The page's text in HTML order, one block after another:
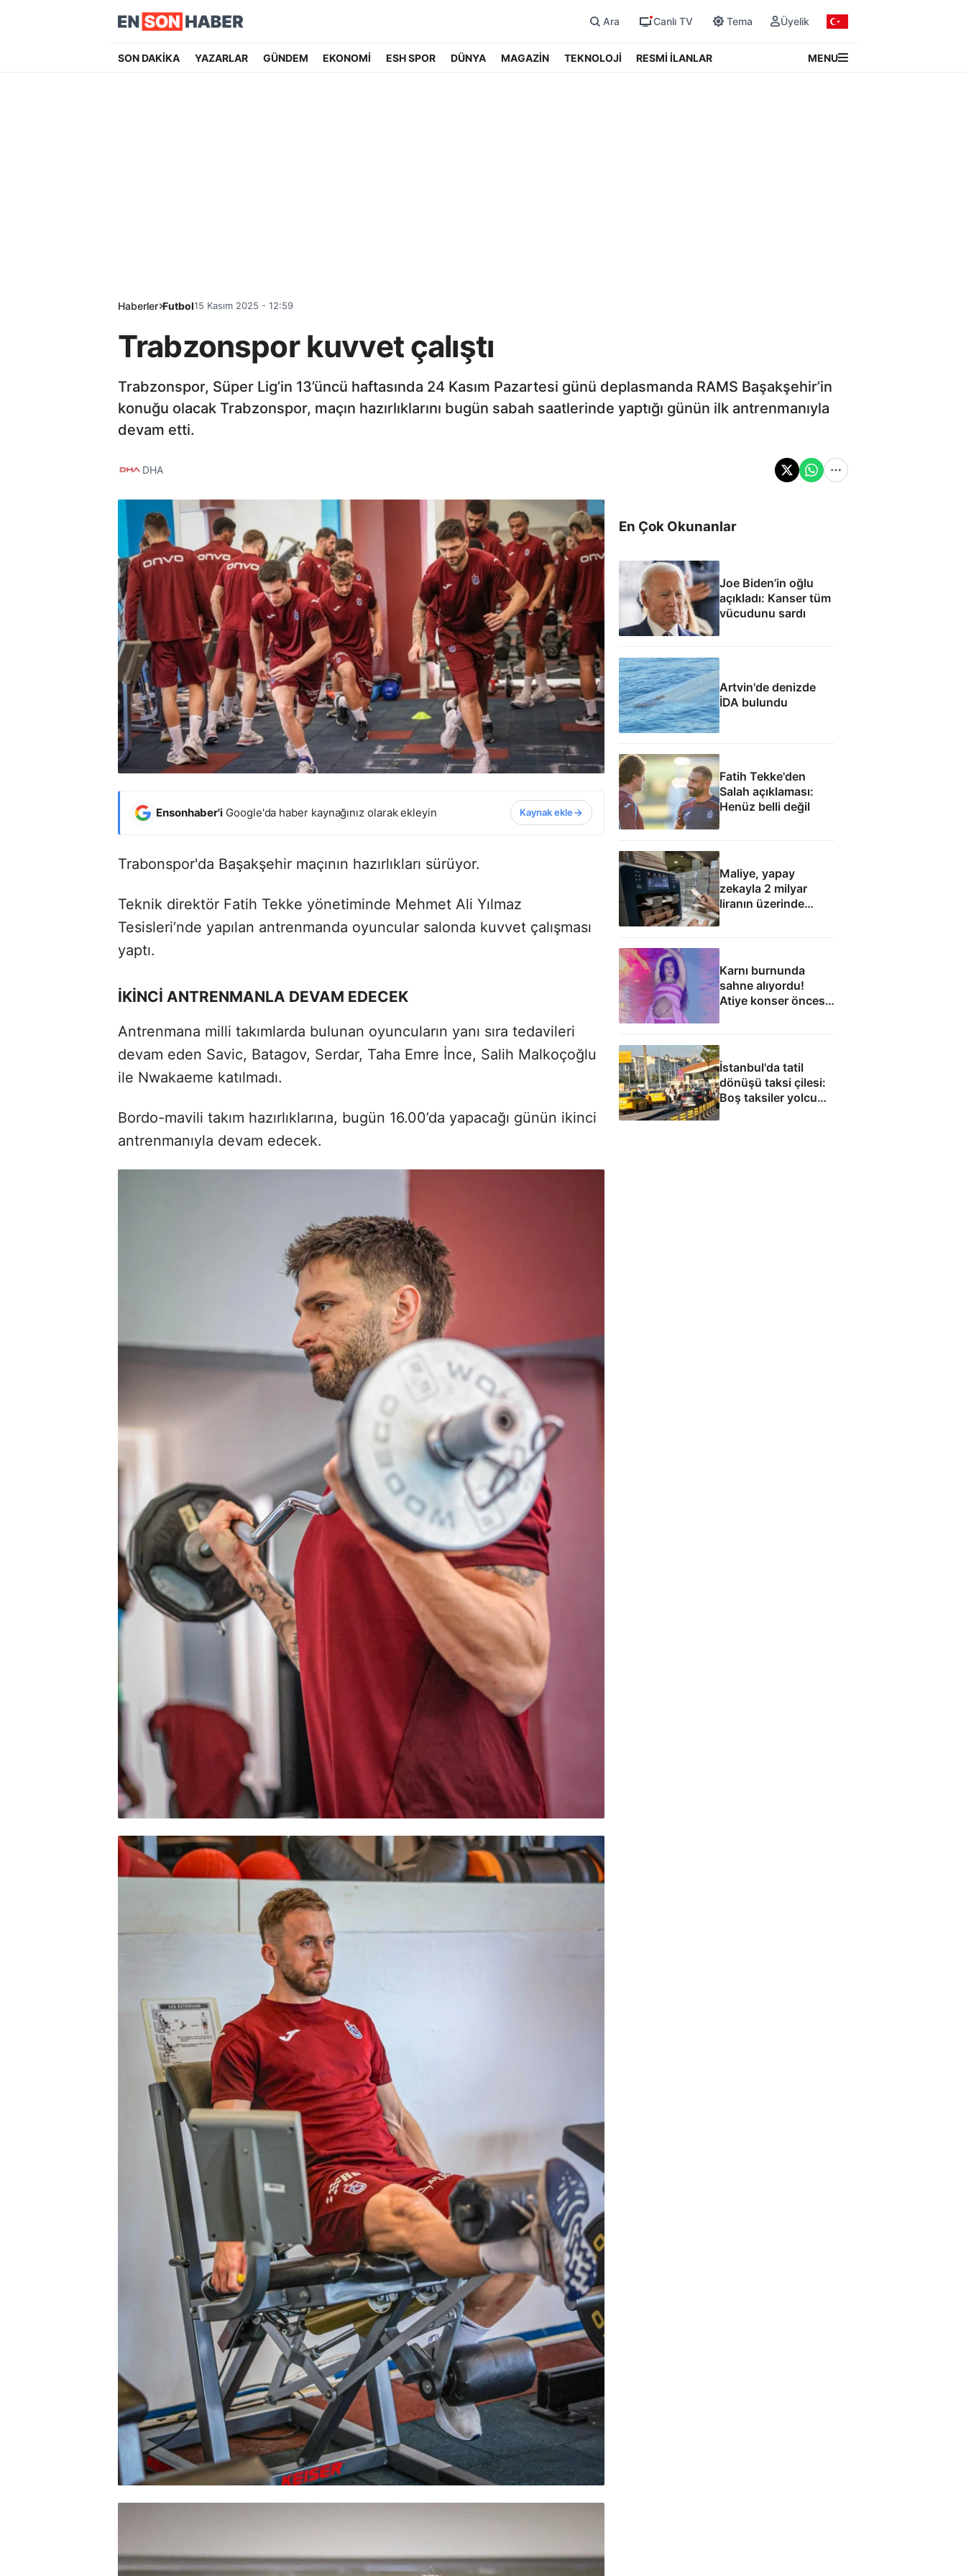
Ara Canlı TV Tema Üyelik
SON DAKİKA YAZARLAR GÜNDEM EKONOMİ ESH SPOR DÜNYA MAGAZİN TEKNOLOJİ RESMİ İLANLAR MENU
Haberler Futbol15 Kasım 2025 - 12:59
Trabzonspor kuvvet çalıştı
Trabzonspor, Süper Lig’in 13’üncü haftasında 24 Kasım Pazartesi günü deplasmanda RAMS Başakşehir’in
konuğu olacak Trabzonspor, maçın hazırlıklarını bugün sabah saatlerinde yaptığı günün ilk antrenmanıyla
devam etti.
DHA
Ensonhaber'i Google'da haber kaynağınız olarak ekleyin Kaynak ekle
Trabonspor'da Başakşehir maçının hazırlıkları sürüyor.
Teknik direktör Fatih Tekke yönetiminde Mehmet Ali Yılmaz
Tesisleri’nde yapılan antrenmanda oyuncular salonda kuvvet çalışması
yaptı.
İKİNCİ ANTRENMANLA DEVAM EDECEK
Antrenmana milli takımlarda bulunan oyuncuların yanı sıra tedavileri
devam eden Savic, Batagov, Serdar, Taha Emre İnce, Salih Malkoçoğlu
ile Nwakaeme katılmadı.
Bordo-mavili takım hazırlıklarına, bugün 16.00’da yapacağı günün ikinci
antrenmanıyla devam edecek.
En Çok Okunanlar
Joe Biden’in oğlu
açıkladı: Kanser tüm
vücudunu sardı
Artvin'de denizde
İDA bulundu
Fatih Tekke'den
Salah açıklaması:
Henüz belli değil
Maliye, yapay
zekayla 2 milyar
liranın üzerinde
hatalı kamu
Karnı burnunda
sahne alıyordu!
Atiye konser öncesi
İstanbul'da tatil
dönüşü taksi çilesi:
Boş taksiler yolcu
almadı, polis